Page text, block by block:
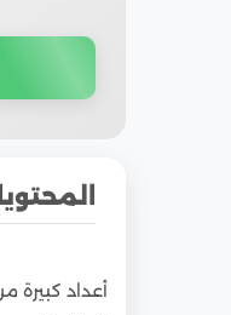
2
تكاليف
أعداد كبيرة